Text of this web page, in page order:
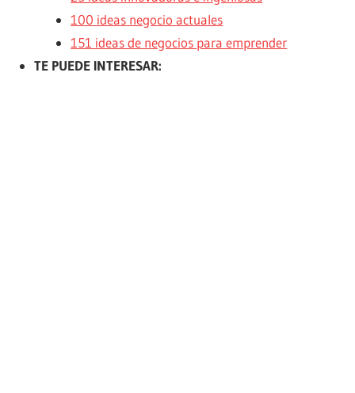
100 ideas negocio actuales
151 ideas de negocios para emprender
TE PUEDE INTERESAR: